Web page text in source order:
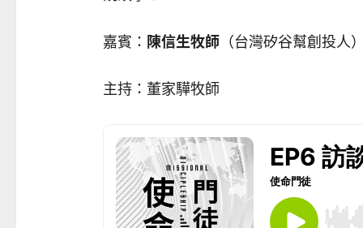
嘉賓： 陳信生牧師（台灣矽谷幫創投人
主持：董家驊牧師